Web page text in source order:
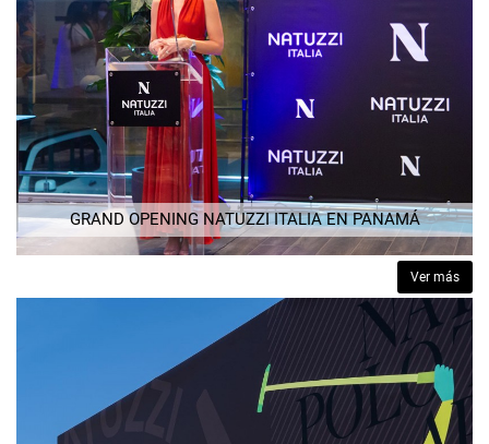
GRAND OPENING NATUZZI ITALIA EN PANAMÁ
Ver más